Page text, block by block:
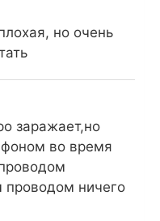
но очень
заражает,но
во время
проводом ничего